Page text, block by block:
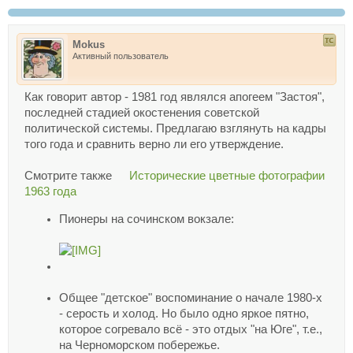
Mokus
Активный пользователь
Как говорит автор - 1981 год являлся апогеем "Застоя",
последней стадией окостенения советской
политической системы. Предлагаю взглянуть на кадры
того года и сравнить верно ли его утверждение.
Смотрите также
Исторические цветные фотографии
1963 года
Пионеры на сочинском вокзале:
Общее "детское" воспоминание о начале 1980-х
- серость и холод. Но было одно яркое пятно,
которое согревало всё - это отдых "на Юге", т.е.,
на Черноморском побережье.